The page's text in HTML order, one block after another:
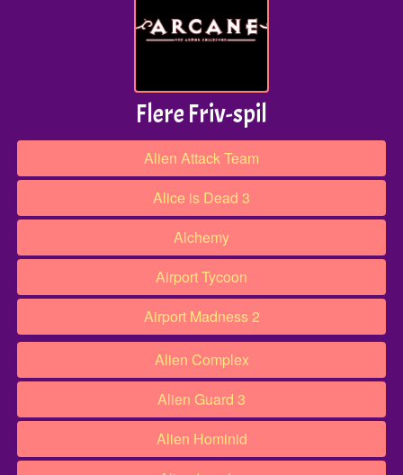
Flere Friv-spil
Alien Attack Team
Alice is Dead 3
Alchemy
Airport Tycoon
Airport Madness 2
Alien Complex
Alien Guard 3
Alien Hominid